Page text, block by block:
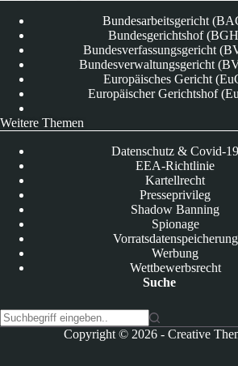
Bundesarbeitsgericht
Bundesgerichtshof
Bundesverfassungsgericht
Bundesverwaltungsgericht
Europäisches Gericht
Europäischer Gerichtshof
Weitere Themen
Datenschutz & Covid-19
EEA-Richtlinie
Kartellrecht
Presseprivileg
Shadow Banning
Spionage
Vorratsdatenspeicherung
Werbung
Wettbewerbsrecht
Suche
Copyright © 2026 -Creative